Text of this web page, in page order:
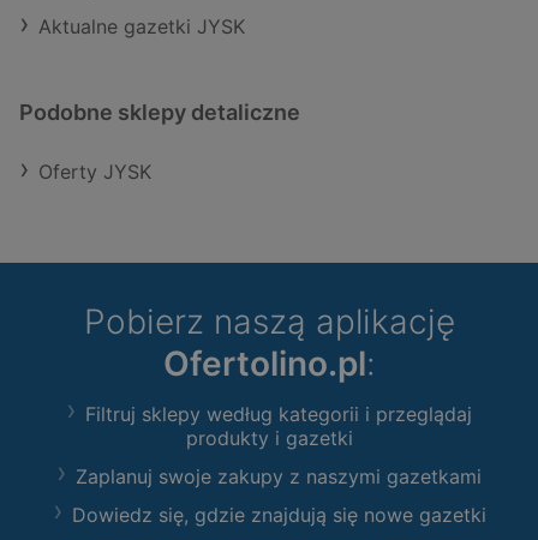
Aktualne gazetki JYSK
Podobne sklepy detaliczne
Oferty JYSK
Pobierz naszą aplikację
Ofertolino.pl:
Filtruj sklepy według kategorii i przeglądaj
produkty i gazetki
Zaplanuj swoje zakupy z naszymi gazetkami
Dowiedz się, gdzie znajdują się nowe gazetki